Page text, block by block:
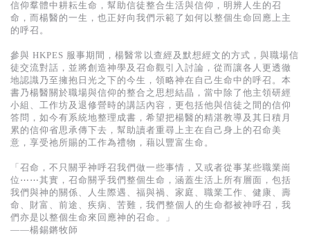
電子書
信仰羣體中耕耘生命，幫助信徒整合生活與信仰，明辨人生的召
命，而楊醫的一生，也正好向我們示範了如何以整個生命回應上主
的呼召。
參與 HKPES 服事期間，楊醫常以查經及默想經文的方式，與職場信
徒交流對話，並將創造神學及召命觀引入討論，從而讓各人更透徹
地認識乃至擁抱日光之下的今生，領略神在自己生命中的呼召。本
書乃楊醫關於職場與信仰的整合之思想結晶，當中除了他主領研經
小組、工作坊及退修營時的講話內容，更包括他與信徒之間的信仰
答問，如今有系統地整理成書，希望把楊醫的精湛教導及其日積月
累的信仰省思承傳下去，幫助讀者重尋上主在自己身上的召命美
意，享受祂所賜的工作為禮物，藉以豐富生命。
「召命，不只關乎神呼召我們做一些事情，又或者從事某些職業崗
位⋯⋯其實，召命關乎我們整個生命，涵蓋生活上所有層面，包括
我們與神的關係、人生際遇、福與禍、家庭、職業工作、健康、壽
命、財富、前途、疾病、苦難，我們整個人的生命都被神呼召，我
們亦是以整個生命來回應神的召命。」
——楊錫鏘牧師